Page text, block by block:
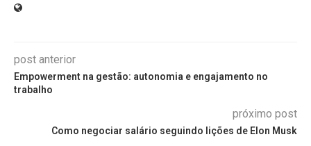
post anterior
Empowerment na gestão: autonomia e engajamento no
trabalho
próximo post
Como negociar salário seguindo lições de Elon Musk